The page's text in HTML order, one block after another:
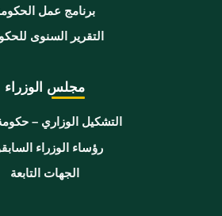
برنامج عمل
التقرير السنوى
مجلس الوزراء
التشكيل الوزاري –
رؤساء الوزراء
الجهات التابعة